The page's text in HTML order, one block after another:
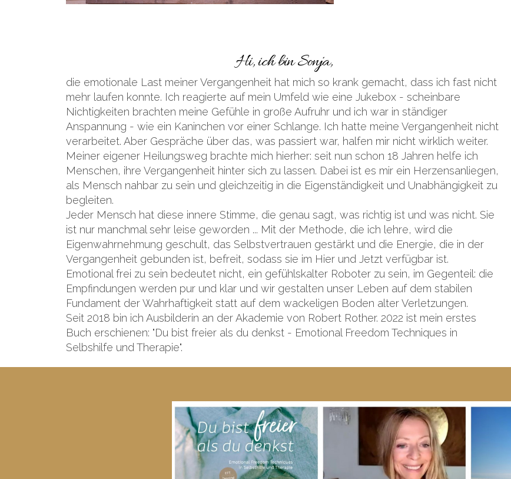
Hi, ich bin Sonja,
die emotionale Last meiner Vergangenheit hat mich so krank gemacht, dass ich fast nicht
mehr laufen konnte. Ich reagierte auf mein Umfeld wie eine Jukebox - scheinbare
Nichtigkeiten brachten meine Gefühle in große Aufruhr und ich war in ständiger
Anspannung - wie ein Kaninchen vor einer Schlange. Ich hatte meine Vergangenheit nicht
verarbeitet. Aber Gespräche über das, was passiert war, halfen mir nicht wirklich weiter.
Meiner eigener Heilungsweg brachte mich hierher: seit nun schon 18 Jahren helfe ich
Menschen, ihre Vergangenheit hinter sich zu lassen. Dabei ist es mir ein Herzensanliegen,
als Mensch nahbar zu sein und gleichzeitig in die Eigenständigkeit und Unabhängigkeit zu
begleiten.
Jeder Mensch hat diese innere Stimme, die genau sagt, was richtig ist und was nicht. Sie
ist nur manchmal sehr leise geworden ... Mit der Methode, die ich lehre, wird die
Eigenwahrnehmung geschult, das Selbstvertrauen gestärkt und die Energie, die in der
Vergangenheit gebunden ist, befreit, sodass sie im Hier und Jetzt verfügbar ist.
Emotional frei zu sein bedeutet nicht, ein gefühlskalter Roboter zu sein, im Gegenteil: die
Empfindungen werden pur und klar und wir gestalten unser Leben auf dem stabilen
Fundament der Wahrhaftigkeit statt auf dem wackeligen Boden alter Verletzungen.
Seit 2018 bin ich Ausbilderin an der Akademie von Robert Rother. 2022 ist mein erstes
Buch erschienen: "Du bist freier als du denkst - Emotional Freedom Techniques in
Selbshilfe und Therapie".